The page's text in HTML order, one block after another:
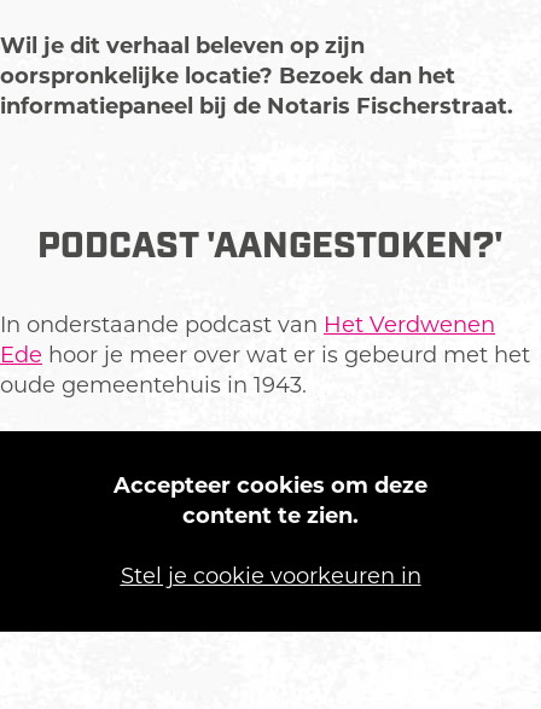
Wil je dit verhaal beleven op zijn
oorspronkelijke locatie? Bezoek dan het
informatiepaneel bij de Notaris Fischerstraat.
PODCAST 'AANGESTOKEN?'
In onderstaande podcast van Het Verdwenen
Ede hoor je meer over wat er is gebeurd met het
oude gemeentehuis in 1943.
Accepteer cookies om deze
content te zien.
Stel je cookie voorkeuren in